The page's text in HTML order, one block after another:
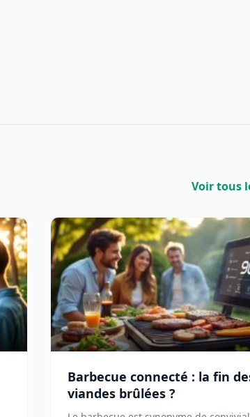
Voir tous
Barbecue connecté : la fin
viandes brûlées ?